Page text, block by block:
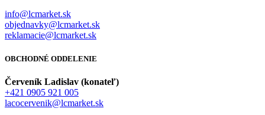
info@lcmarket.sk
objednavky@lcmarket.sk
reklamacie@lcmarket.sk
OBCHODNÉ ODDELENIE
Červeník Ladislav (konateľ)
+421 0905 921 005
lacocervenik@lcmarket.sk